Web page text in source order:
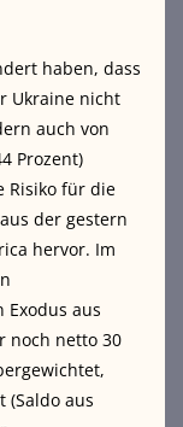
haben, dass
Ukraine nicht
auch von
Prozent)
Risiko für die
der gestern
hervor. Im
Exodus aus
noch netto 30
(Saldo aus